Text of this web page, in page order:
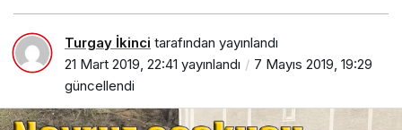
Turgay İkinci tarafından yayınlandı
21 Mart 2019, 22:41 yayınlandı
7 Mayıs 2019, 19:29
güncellendi